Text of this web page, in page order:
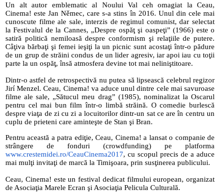
Un alt autor emblematic al Noului Val ceh omagiat la Ceau,
Cinema! este Jan Němec, care s-a stins în 2016. Unul din cele mai
cunoscute filme ale sale, interzis de regimul comunist, dar selectat
la Festivalul de la Cannes, „Despre ospăţ şi oaspeţi” (1966) este o
satiră politică nemiloasă despre conformism şi relaţiile de putere.
Câţiva bărbaţi şi femei ieşiţi la un picnic sunt acostaţi într-o pădure
de un grup de străini condus de un lider agresiv, iar apoi iau cu toţii
parte la un ospăţ, însă atmosfera devine tot mai neliniştitoare.
Dintr-o astfel de retrospectivă nu putea să lipsească celebrul regizor
Jirí Menzel. Ceau, Cinema! va aduce unul dintre cele mai savuroase
filme ale sale, „Sătucul meu drag” (1985), nominalizat la Oscarul
pentru cel mai bun film într-o limbă străină. O comedie burlescă
despre viaţa de zi cu zi a locuitorilor dintr-un sat ce are în centru un
cuplu de prieteni care aminteşte de Stan şi Bran.
Pentru această a patra ediţie, Ceau, Cinema! a lansat o companie de
www.crestemidei.ro/CeauCinema2017, cu scopul precis de a aduce
mai mulţi invitaţi de marcă la Timişoara, prin susţinerea publicului.
Ceau, Cinema! este un festival dedicat filmului european, organizat
de Asociaţia Marele Ecran şi Asociaţia Pelicula Culturală.